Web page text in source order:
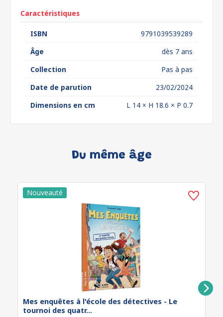
Caractéristiques
ISBN
9791039539289
Âge
dès 7 ans
Collection
Pas à pas
Date de parution
23/02/2024
Dimensions en cm
L 14 × H 18.6 × P 0.7
Du même âge
Mes enquêtes à l'école des détectives - Le
tournoi des quatr...